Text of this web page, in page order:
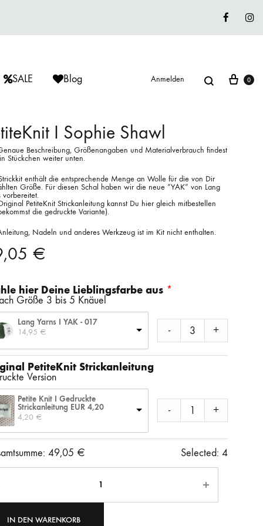
ÈRIU
ISAGER
LITLG (LIFE IN THE LONG GRASS)
SOCKENWOLLE
ISAGER
MUUD LIVING
ISAGER
LANA GROSSA
ANDERE SCHÖNE BÜCHER
SALE Blog Anmelden Suche
Strickkits
0
I Sophie Shawl
Beschreibung, Größenangaben und Materialverbrauch findest
Stückchen weiter unten.
enthält die entsprechende Menge an Wolle für die von Dir
Größe. Für diesen Schal haben wir die neue “YAK” von Lang
vorbereitet.
PetiteKnit Strickanleitung kannst Du hier gleich mitbestellen
die gedruckte Variante).
Nadeln und anderes Werkzeug ist im Kit nicht enthalten.
€
hier Deine Lieblingsfarbe aus
Größe 3 bis 5 Knäuel
Lang Yarns I YAK - 017
14,95 € - +
PetiteKnit Strickanleitung
Version
Petite Knit I Gedruckte
Strickanleitung EUR 4,20
4,20 €
- +
49,05 € Selected: 4
IN DEN WARENKORB